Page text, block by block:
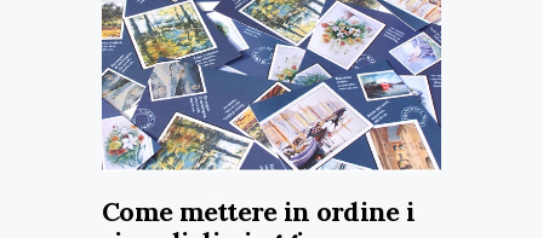
Come mettere in ordine i